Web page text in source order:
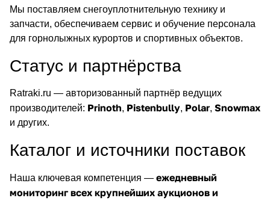
Мы поставляем снегоуплотнительную технику и
запчасти, обеспечиваем сервис и обучение персонала
для горнолыжных курортов и спортивных объектов.
Статус и партнёрства
Ratraki.ru — авторизованный партнёр ведущих
производителей: Prinoth, Pistenbully, Polar, Snowmax
и других.
Каталог и источники поставок
Наша ключевая компетенция — ежедневный
мониторинг всех крупнейших аукционов и